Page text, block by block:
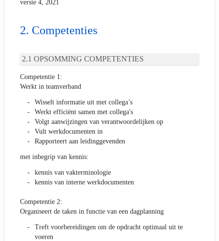
versie 4, 2021
Competenties
OPSOMMING COMPETENTIES
Competentie 1:
Werkt in teamverband
Wisselt informatie uit met collega’s
Werkt efficiënt samen met collega's
Volgt aanwijzingen van verantwoordelijken op
Vult werkdocumenten in
Rapporteert aan leidinggevenden
met inbegrip van kennis:
kennis van vakterminologie
kennis van interne werkdocumenten
Competentie 2:
Organiseert de taken in functie van een dagplanning
Treft voorbereidingen om de opdracht optimaal uit te
voeren